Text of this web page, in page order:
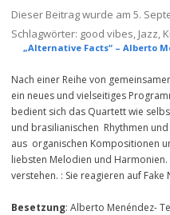
Dieser Beitrag wurde am 5.
Schlagwörter: good vibes, Jazz,
„Alternative Facts“ – Alberto
Nach einer Reihe von
ein neues und vielseitiges
bedient sich das Quartett wie
und brasilianischen Rhythmen
aus organischen Kompositionen
liebsten Melodien und
verstehen. : Sie reagieren auf
Besetzung: Alberto Menéndez-